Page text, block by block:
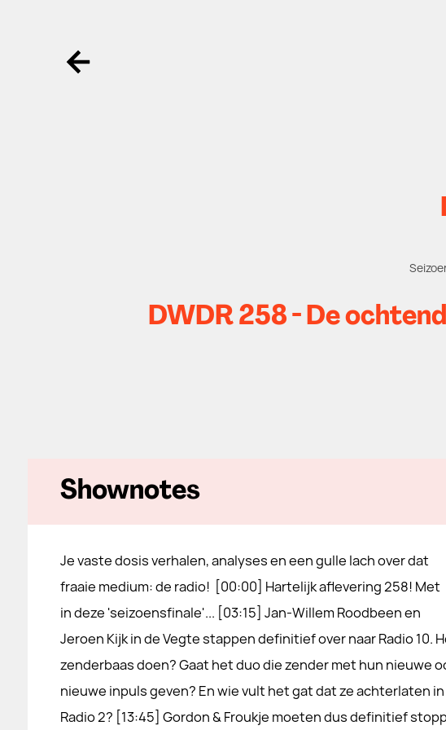
Ga terug
DWDR 258 - De
Shownotes
Je vaste dosis verhalen, analyses en een gulle lach over dat
fraaie medium: de radio! [00:00] Hartelijk aflevering 258! Met
in deze 'seizoensfinale'... [03:15] Jan-Willem Roodbeen en
Jeroen Kijk in de Vegte stappen definitief over naar Radio 10.
zenderbaas doen? Gaat het duo die zender met hun nieuwe
nieuwe inpuls geven? En wie vult het gat dat ze achterlaten
Radio 2? [13:45] Gordon & Froukje moeten dus definitief